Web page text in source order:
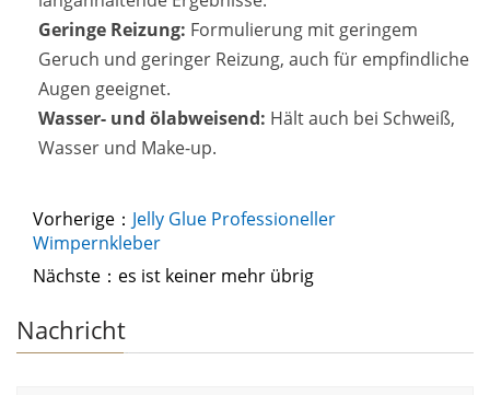
Geringe Reizung: Formulierung mit geringem
Geruch und geringer Reizung, auch für empfindliche
Augen geeignet.
Wasser- und ölabweisend: Hält auch bei Schweiß,
Wasser und Make-up.
Vorherige： Jelly Glue Professioneller
Wimpernkleber
Nächste：es ist keiner mehr übrig
Nachricht